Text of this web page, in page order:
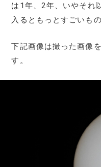
は1年、2年、いやそれ
入るともっとすごいも
下記画像は撮った画像
す。